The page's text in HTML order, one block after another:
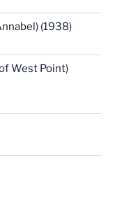
(1938)
West Point)